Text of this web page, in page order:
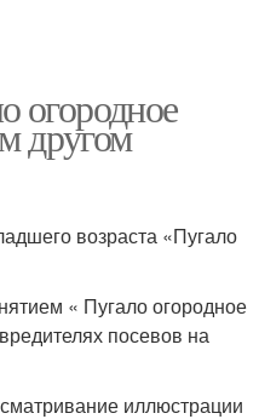
огородное
другом
возраста «Пугало
« Пугало огородное
посевов на
иллюстрации